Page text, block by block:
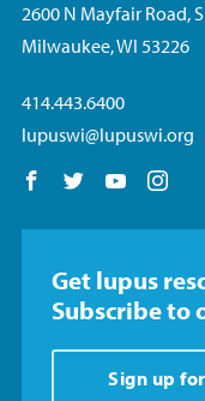
2600 N Mayfair Road,
Milwaukee, WI 53226
414.443.6400
lupuswi@lupuswi.org
Follow us on
Follow us on
Follow
Get lupus
Subscribe to
Sign up